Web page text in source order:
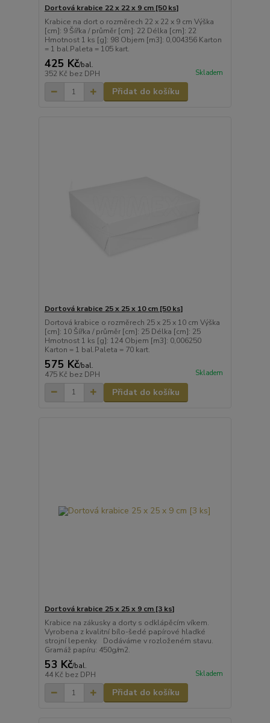
Dortová krabice 22 x 22 x 9 cm [50 ks]
Krabice na dort o rozměrech 22 x 22 x 9 cm Výška
[cm]: 9 Šířka / průměr [cm]: 22 Délka [cm]: 22
Hmotnost 1 ks [g]: 98 Objem [m3]: 0,004356 Karton
= 1 bal.Paleta = 105 kart.
425 Kč/bal.
352 Kč bez DPH Skladem
Přidat do košíku
Dortová krabice 25 x 25 x 10 cm [50 ks]
Dortová krabice o rozměrech 25 x 25 x 10 cm Výška
[cm]: 10 Šířka / průměr [cm]: 25 Délka [cm]: 25
Hmotnost 1 ks [g]: 124 Objem [m3]: 0,006250
Karton = 1 bal.Paleta = 70 kart.
575 Kč/bal.
475 Kč bez DPH Skladem
Přidat do košíku
Dortová krabice 25 x 25 x 9 cm [3 ks]
Krabice na zákusky a dorty s odklápěcím víkem.
Vyrobena z kvalitní bílo-šedé papírové hladké
strojní lepenky. Dodáváme v rozloženém stavu.
Gramáž papíru: 450g/m2.
53 Kč/bal.
44 Kč bez DPH Skladem
Přidat do košíku